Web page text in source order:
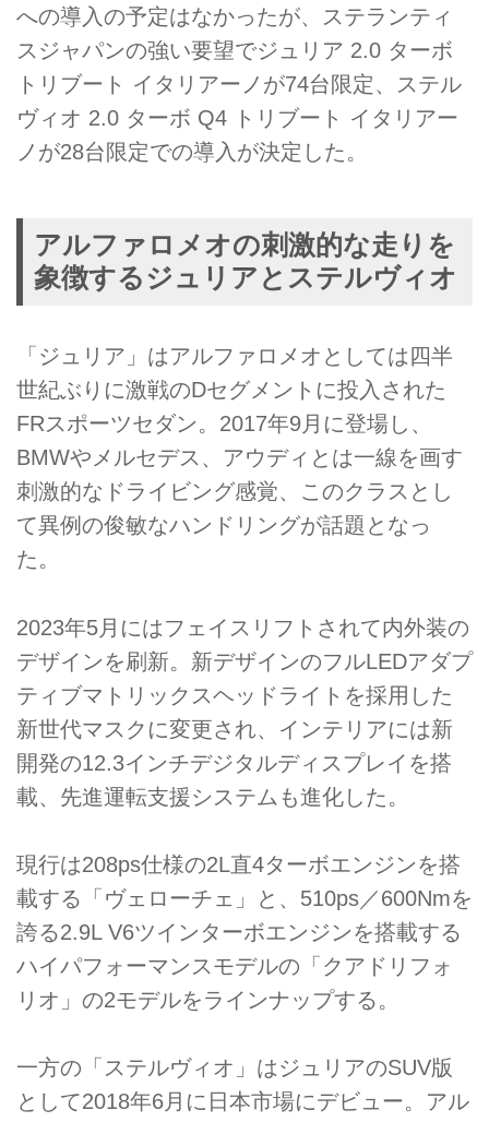
への導入の予定はなかったが、ステランティ
スジャパンの強い要望でジュリア 2.0 ターボ
トリブート イタリアーノが74台限定、ステル
ヴィオ 2.0 ターボ Q4 トリブート イタリアー
ノが28台限定での導入が決定した。
アルファロメオの刺激的な走りを
象徴するジュリアとステルヴィオ
「ジュリア」はアルファロメオとしては四半
世紀ぶりに激戦のDセグメントに投入された
FRスポーツセダン。2017年9月に登場し、
BMWやメルセデス、アウディとは一線を画す
刺激的なドライビング感覚、このクラスとし
て異例の俊敏なハンドリングが話題となっ
た。
2023年5月にはフェイスリフトされて内外装の
デザインを刷新。新デザインのフルLEDアダプ
ティブマトリックスヘッドライトを採用した
新世代マスクに変更され、インテリアには新
開発の12.3インチデジタルディスプレイを搭
載、先進運転支援システムも進化した。
現行は208ps仕様の2L直4ターボエンジンを搭
載する「ヴェローチェ」と、510ps／600Nmを
誇る2.9L V6ツインターボエンジンを搭載する
ハイパフォーマンスモデルの「クアドリフォ
リオ」の2モデルをラインナップする。
一方の「ステルヴィオ」はジュリアのSUV版
として2018年6月に日本市場にデビュー。アル